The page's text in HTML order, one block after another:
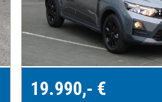
19.990,- €